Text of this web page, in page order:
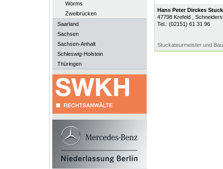
Worms
Zweibrücken
Saarland
Sachsen
Sachsen-Anhalt
Schleswig-Holstein
Thüringen
Hans Peter Dirckes
47798 Krefeld
,
Tel.: (02151) 61 31 96
Stuckateurmeister und